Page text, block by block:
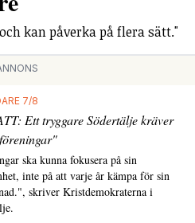
kan påverka på flera sätt."
7/8
Ett tryggare Södertälje kräver
ska kunna fokusera på sin
inte på att varje år kämpa för sin
skriver Kristdemokraterna i